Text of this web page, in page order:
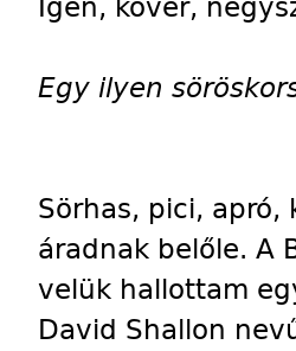
Egy ilyen
Sörhas, pici, apró,
áradnak belőle. A
velük hallottam
David Shallon